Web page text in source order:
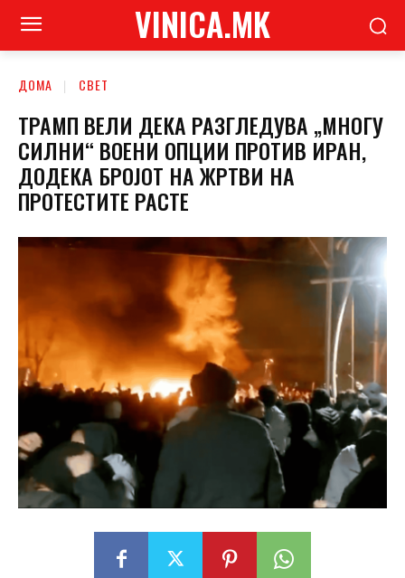
VINICA.MK
ДОМА СВЕТ
ТРАМП ВЕЛИ ДЕКА РАЗГЛЕДУВА „МНОГУ
СИЛНИ“ ВОЕНИ ОПЦИИ ПРОТИВ ИРАН,
ДОДЕКА БРОЈОТ НА ЖРТВИ НА
ПРОТЕСТИТЕ РАСТЕ